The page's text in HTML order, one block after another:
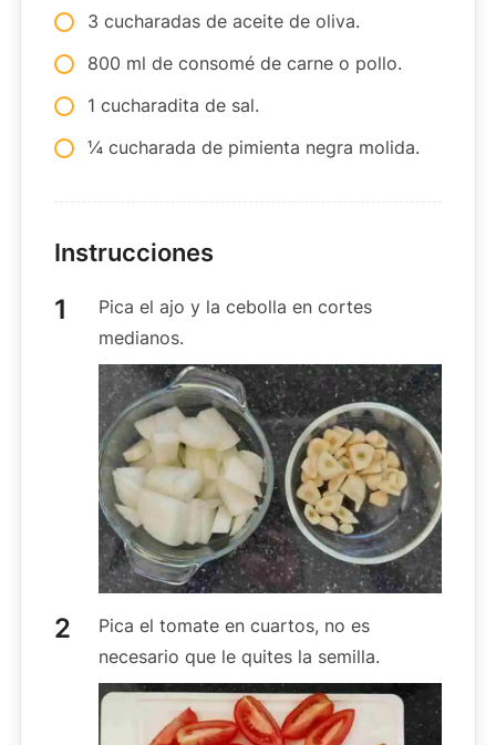
3 cucharadas de aceite de oliva.
800 ml de consomé de carne o pollo.
1 cucharadita de sal.
¼ cucharada de pimienta negra molida.
Instrucciones
Pica el ajo y la cebolla en cortes
medianos.
Pica el tomate en cuartos, no es
necesario que le quites la semilla.